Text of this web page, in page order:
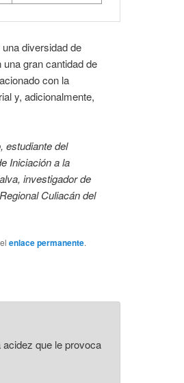
diversidad de
gran cantidad de
con la
y, adicionalmente,
estudiante del
Iniciación a la
investigador de
Culiacán del
enlace permanente.
que le provoca